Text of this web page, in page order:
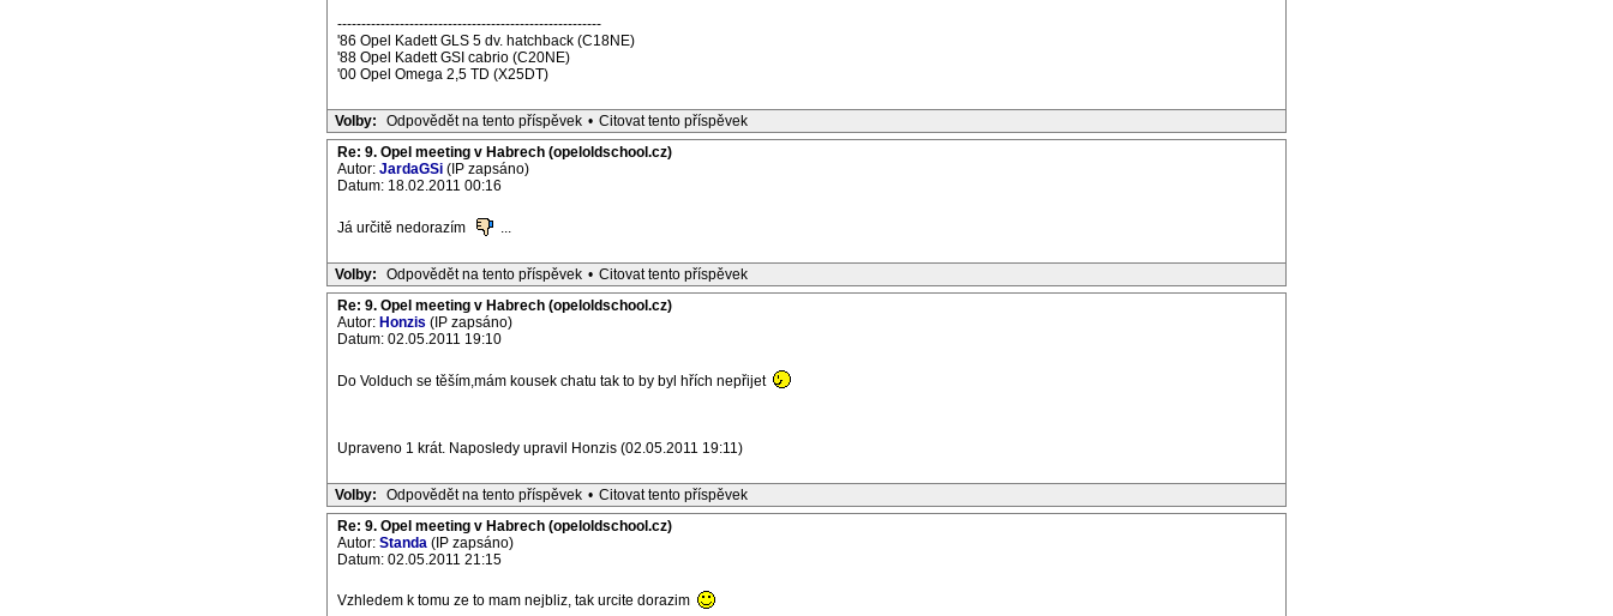
-------------------------------------------------------
'86 Opel Kadett GLS 5 dv. hatchback (C18NE)
'88 Opel Kadett GSI cabrio (C20NE)
'00 Opel Omega 2,5 TD (X25DT)
Volby: Odpovědět na tento příspěvek • Citovat tento příspěvek
Re: 9. Opel meeting v Habrech (opeloldschool.cz)
Autor: JardaGSi (IP zapsáno)
Datum: 18.02.2011 00:16
Já určitě nedorazím ...
Volby: Odpovědět na tento příspěvek • Citovat tento příspěvek
Re: 9. Opel meeting v Habrech (opeloldschool.cz)
Autor: Honzis (IP zapsáno)
Datum: 02.05.2011 19:10
Do Volduch se těším,mám kousek chatu tak to by byl hřích nepřijet
Upraveno 1 krát. Naposledy upravil Honzis (02.05.2011 19:11)
Volby: Odpovědět na tento příspěvek • Citovat tento příspěvek
Re: 9. Opel meeting v Habrech (opeloldschool.cz)
Autor: Standa (IP zapsáno)
Datum: 02.05.2011 21:15
Vzhledem k tomu ze to mam nejbliz, tak urcite dorazim